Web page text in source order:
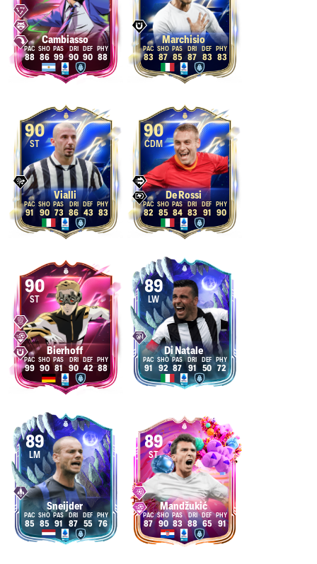
Cambiasso
88 86 99 90 90 88
Marchisio
83 87 85 87 83 83
90
ST
Vialli
91 90 73 86 43 83
90
CDM
De Rossi
82 85 84 83 91 90
90
ST
Bierhoff
99 90 81 90 42 88
89
LW
Di Natale
91 92 87 91 50 72
89
LM
Sneijder
85 85 91 87 55 76
89
ST
Mandžukić
87 90 83 88 65 91